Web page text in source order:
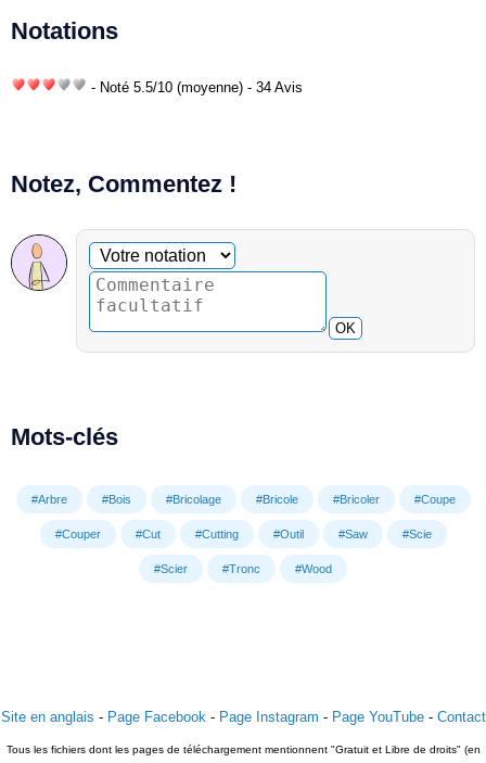
Notations
- Noté 5.5/10 (moyenne) - 34 Avis
Notez, Commentez !
Commentaire facultatif
Votre notation
OK
Mots-clés
#Arbre #Bois #Bricolage #Bricole #Bricoler #Coupe
#Couper #Cut #Cutting #Outil #Saw #Scie
#Scier #Tronc #Wood
Site en anglais - Page Facebook - Page Instagram - Page YouTube- Contact
Tous les fichiers dont les pages de téléchargement mentionnent "Gratuit et Libre de droits" (en